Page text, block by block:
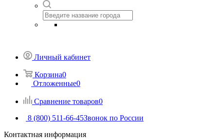
Личный кабинет
Корзина0
Отложенные0
Сравнение товаров0
8 (800) 511-66-45Звонок по России
Контактная информация